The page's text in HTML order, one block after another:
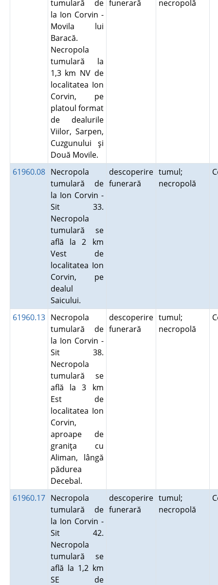
tumulară de
la Ion Corvin -
Movila lui
Baracă.
Necropola
tumulară la
1,3 km NV de
localitatea Ion
Corvin, pe
platoul format
de dealurile
Viilor, Sarpen,
Cuzgunului şi
Două Movile.
funerară necropolă
61960.08 Necropola
tumulară de
la Ion Corvin -
Sit 33.
Necropola
tumulară se
află la 2 km
Vest de
localitatea Ion
Corvin, pe
dealul
Saicului.
descoperire
funerară
tumul;
necropolă
61960.13 Necropola
tumulară de
la Ion Corvin -
Sit 38.
Necropola
tumulară se
află la 3 km
Est de
localitatea Ion
Corvin,
aproape de
graniţa cu
Aliman, lângă
pădurea
Decebal.
descoperire
funerară
tumul;
necropolă
61960.17 Necropola
tumulară de
la Ion Corvin -
Sit 42.
Necropola
tumulară se
află la 1,2 km
SE de
descoperire
funerară
tumul;
necropolă